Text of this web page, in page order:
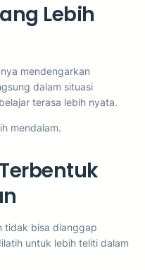
Lebih
mendengarkan
dalam situasi
terasa lebih nyata.
mendalam.
tidak bisa dianggap
untuk lebih teliti dalam